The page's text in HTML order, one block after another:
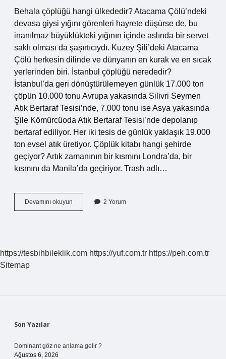
Behala çöplüğü hangi ülkededir? Atacama Çölü’ndeki
devasa giysi yığını görenleri hayrete düşürse de, bu
inanılmaz büyüklükteki yığının içinde aslında bir servet
saklı olması da şaşırtıcıydı. Kuzey Şili’deki Atacama
Çölü herkesin dilinde ve dünyanın en kurak ve en sıcak
yerlerinden biri. İstanbul çöplüğü nerededir?
İstanbul’da geri dönüştürülemeyen günlük 17.000 ton
çöpün 10.000 tonu Avrupa yakasında Silivri Seymen
Atık Bertaraf Tesisi’nde, 7.000 tonu ise Asya yakasında
Şile Kömürcüoda Atık Bertaraf Tesisi’nde depolanıp
bertaraf ediliyor. Her iki tesis de günlük yaklaşık 19.000
ton evsel atık üretiyor. Çöplük kitabı hangi şehirde
geçiyor? Artık zamanının bir kısmını Londra’da, bir
kısmını da Manila’da geçiriyor. Trash adlı…
Devamını okuyun
Çöplüğü
2 Yorum
https://tesbihbileklik.com https://yuf.com.tr https://peh.com.tr
Sitemap
Sidebar
Son Yazılar
Dominant göz ne anlama gelir ?
Ağustos 6, 2026